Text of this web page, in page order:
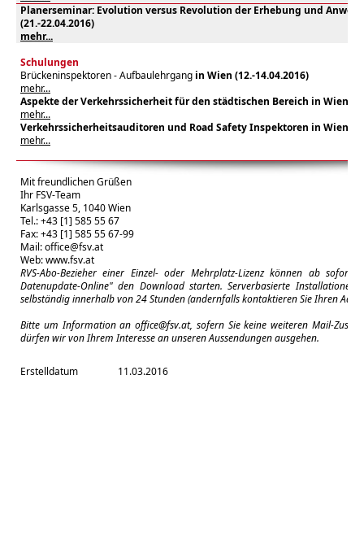
Planerseminar: Evolution versus Revolution der Erhebung und
(21.-22.04.2016)
mehr...
Schulungen
Brückeninspektoren - Aufbaulehrgang in Wien (12.-14.04.2016)
mehr...
Aspekte der Verkehrssicherheit für den städtischen Bereich in Wien
mehr...
Verkehrssicherheitsauditoren und Road Safety Inspektoren in Wien
mehr...
Mit freundlichen Grüßen
Ihr FSV-Team
Karlsgasse 5, 1040 Wien
Tel.: +43 [1] 585 55 67
Fax: +43 [1] 585 55 67-99
Mail:office@fsv.at
Web:www.fsv.at
RVS-Abo-Bezieher einer Einzel- oder Mehrplatz-Lizenz können ab sofort
Datenupdate-Online" den Download starten. Serverbasierte Installationen
selbständig innerhalb von 24 Stunden (andernfalls kontaktieren Sie Ihren
Bitte um Information an office@fsv.at, sofern Sie keine weiteren Mail-
dürfen wir von Ihrem Interesse an unseren Aussendungen ausgehen.
Erstelldatum 11.03.2016